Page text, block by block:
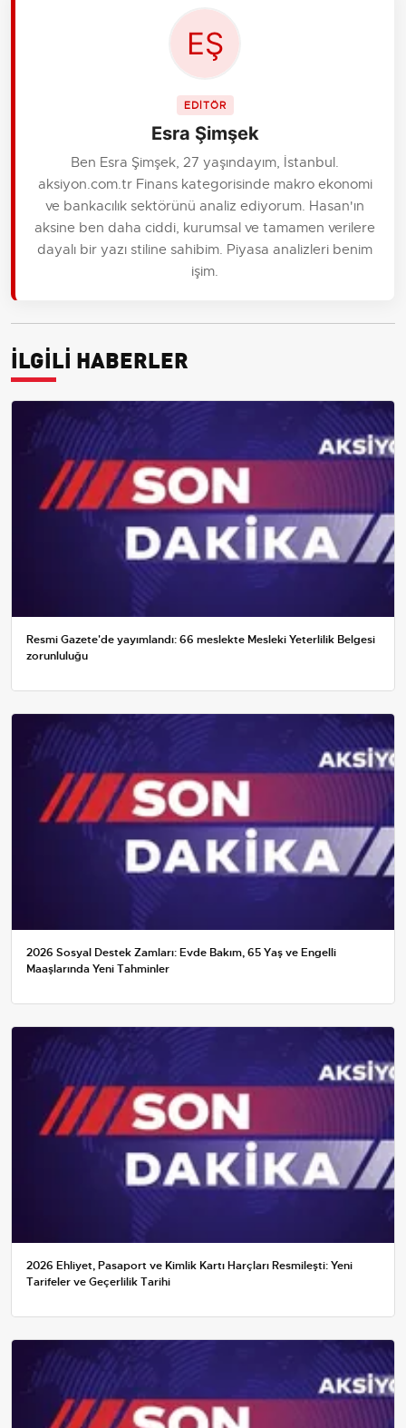
EDİTÖR
Esra Şimşek
Ben Esra Şimşek, 27 yaşındayım, İstanbul.
aksiyon.com.tr Finans kategorisinde makro ekonomi
ve bankacılık sektörünü analiz ediyorum. Hasan'ın
aksine ben daha ciddi, kurumsal ve tamamen verilere
dayalı bir yazı stiline sahibim. Piyasa analizleri benim
işim.
İLGİLİ HABERLER
Resmi Gazete'de yayımlandı: 66 meslekte Mesleki Yeterlilik Belgesi
zorunluluğu
2026 Sosyal Destek Zamları: Evde Bakım, 65 Yaş ve Engelli
Maaşlarında Yeni Tahminler
2026 Ehliyet, Pasaport ve Kimlik Kartı Harçları Resmileşti: Yeni
Tarifeler ve Geçerlilik Tarihi